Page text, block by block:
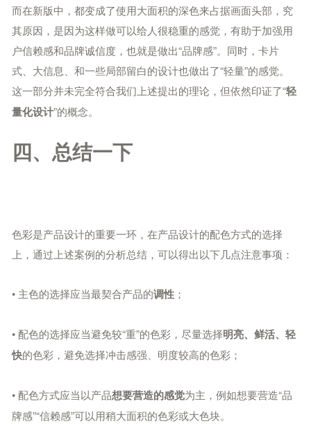
而在新版中，都变成了使用大面积的深色来占据画面头部，究
其原因，是因为这样做可以给人很稳重的感觉，有助于加强用
户信赖感和品牌诚信度，也就是做出“品牌感”。同时，卡片
式、大信息、和一些局部留白的设计也做出了“轻量”的感觉。
这一部分并未完全符合我们上述提出的理论，但依然印证了“轻
量化设计”的概念。
四、总结一下
色彩是产品设计的重要一环，在产品设计的配色方式的选择
上，通过上述案例的分析总结，可以得出以下几点注意事项：
• 主色的选择应当最契合产品的调性；
• 配色的选择应当避免较“重”的色彩，尽量选择明亮、鲜活、轻
快的色彩，避免选择冲击感强、明度较高的色彩；
• 配色方式应当以产品想要营造的感觉为主，例如想要营造“品
牌感”“信赖感”可以用稍大面积的色彩或大色块。